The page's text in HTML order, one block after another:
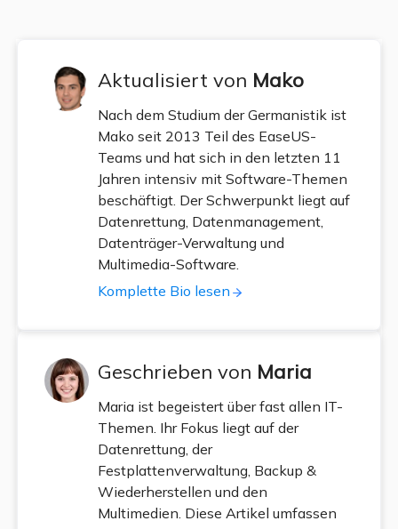
Aktualisiert von Mako
Nach dem Studium der Germanistik ist
Mako seit 2013 Teil des EaseUS-
Teams und hat sich in den letzten 11
Jahren intensiv mit Software-Themen
beschäftigt. Der Schwerpunkt liegt auf
Datenrettung, Datenmanagement,
Datenträger-Verwaltung und
Multimedia-Software.
Komplette Bio lesen
Geschrieben von Maria
Maria ist begeistert über fast allen IT-
Themen. Ihr Fokus liegt auf der
Datenrettung, der
Festplattenverwaltung, Backup &
Wiederherstellen und den
Multimedien. Diese Artikel umfassen